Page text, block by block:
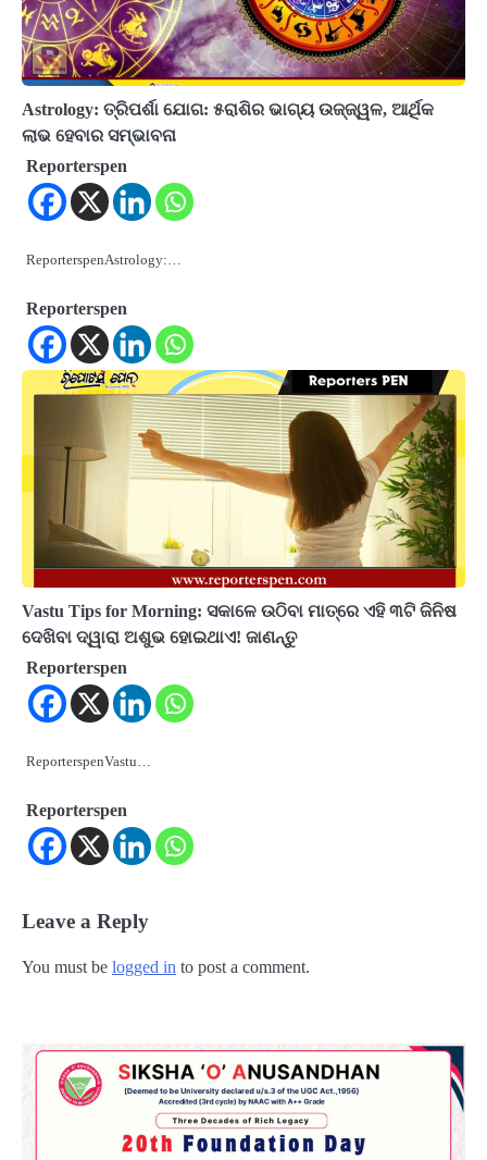
Astrology: ତ୍ରିପର୍ଶା ଯୋଗ: ୫ରାଶିର ଭାଗ୍ୟ ଉଜ୍ଜ୍ୱଳ, ଆର୍ଥିକ
ଲାଭ ହେବାର ସମ୍ଭାବନା
Reporterspen
ReporterspenAstrology:…
Reporterspen
Vastu Tips for Morning: ସକାଳେ ଉଠିବା ମାତ୍ରେ ଏହି ୩ଟି ଜିନିଷ
ଦେଖିବା ଦ୍ୱାରା ଅଶୁଭ ହୋଇଥାଏ! ଜାଣନ୍ତୁ
Reporterspen
ReporterspenVastu…
Reporterspen
Leave a Reply
You must be logged in to post a comment.